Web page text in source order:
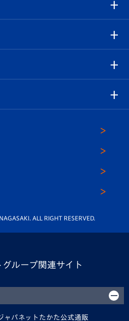
なしガイド
ブ）
ム
ALL RIGHT RESERVED.
ループ関連サイト
ャパネットたかた公式通販